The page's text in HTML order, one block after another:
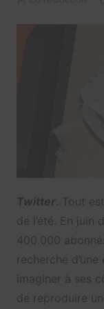
Twitter . Tout
de l’été. En juin
400.000
recherche
imaginer à ses
de reproduire